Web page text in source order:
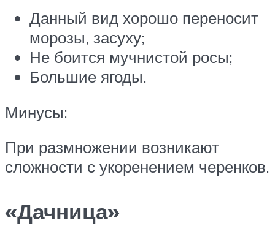
Данный вид хорошо переносит
морозы, засуху;
Не боится мучнистой росы;
Большие ягоды.
Минусы:
При размножении возникают
сложности с укоренением черенков.
«Дачница»